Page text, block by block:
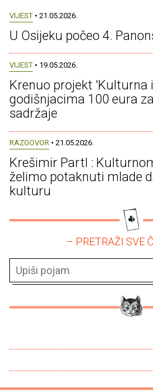
VIJEST • 21.05.2026.
U Osijeku počeo 4.
VIJEST • 19.05.2026.
Krenuo projekt 'Kulturna
godišnjacima 100 eura
sadržaje
RAZGOVOR • 21.05.2026.
Krešimir Partl :
želimo potaknuti mlade
kulturu
– PRETRAŽI SVE